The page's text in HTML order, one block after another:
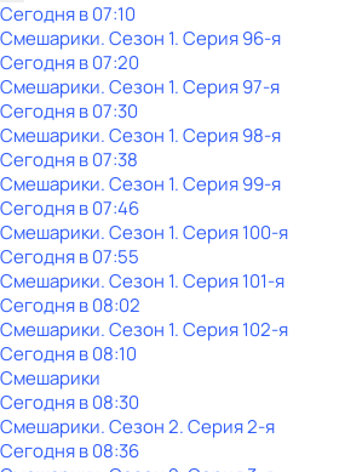
Сегодня в 07:10
Смешарики. Сезон 1. Серия 96-я
Сегодня в 07:20
Смешарики. Сезон 1. Серия 97-я
Сегодня в 07:30
Смешарики. Сезон 1. Серия 98-я
Сегодня в 07:38
Смешарики. Сезон 1. Серия 99-я
Сегодня в 07:46
Смешарики. Сезон 1. Серия 100-я
Сегодня в 07:55
Смешарики. Сезон 1. Серия 101-я
Сегодня в 08:02
Смешарики. Сезон 1. Серия 102-я
Сегодня в 08:10
Смешарики
Сегодня в 08:30
Смешарики. Сезон 2. Серия 2-я
Сегодня в 08:36